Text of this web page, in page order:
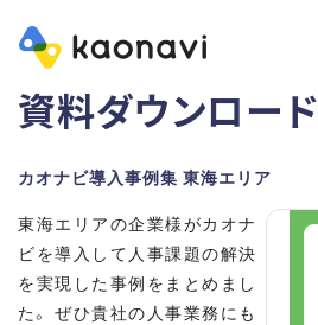
資料ダウンロード
カオナビ導入事例集 東海エリア
東海エリアの企業様がカオナ
ビを導入して人事課題の解決
を実現した事例をまとめまし
た。 ぜひ貴社の人事業務にも